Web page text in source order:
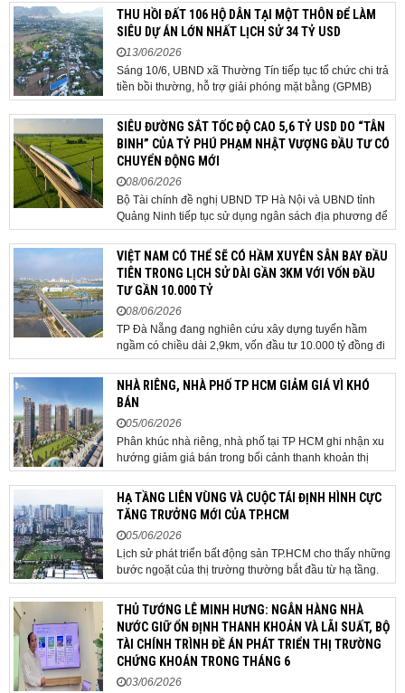
địa phương 2 cấp, phát triển nhà ở xã hội và xử lý các
vướng mắc về cơ chế, chính...
THU HỒI ĐẤT 106 HỘ DÂN TẠI MỘT THÔN ĐỂ LÀM
SIÊU DỰ ÁN LỚN NHẤT LỊCH SỬ 34 TỶ USD
13/06/2026
Sáng 10/6, UBND xã Thường Tín tiếp tục tổ chức chi trả
tiền bồi thường, hỗ trợ giải phóng mặt bằng (GPMB)
cho 106 hộ gia đình, cá nhân thuộc diện thu hồi đất để
thực hiện dự án Khu đô thị thể thao Quốc tế Hà Nội trên
địa bàn thôn Nhuệ Giang. Trong...
SIÊU ĐƯỜNG SẮT TỐC ĐỘ CAO 5,6 TỶ USD DO “TÂN
BINH” CỦA TỶ PHÚ PHẠM NHẬT VƯỢNG ĐẦU TƯ CÓ
CHUYỂN ĐỘNG MỚI
08/06/2026
Bộ Tài chính đề nghị UBND TP Hà Nội và UBND tỉnh
Quảng Ninh tiếp tục sử dụng ngân sách địa phương để
thực hiện công tác giải phóng mặt bằng đối với phần
tuyến đi qua địa bàn hai địa phương, bảo đảm tiến độ
triển khai. Bộ Tài chính vừa có công văn...
VIỆT NAM CÓ THỂ SẼ CÓ HẦM XUYÊN SÂN BAY ĐẦU
TIÊN TRONG LỊCH SỬ DÀI GẦN 3KM VỚI VỐN ĐẦU
TƯ GẦN 10.000 TỶ
08/06/2026
TP Đà Nẵng đang nghiên cứu xây dựng tuyến hầm
ngầm có chiều dài 2,9km, vốn đầu tư 10.000 tỷ đồng đi
qua sân bay quốc tế. TP Đà Nẵng đang nghiên cứu một
phương án hạ tầng mang tính đột phá khi đề xuất xây
dựng tuyến hầm ngầm xuyên qua khu vực sân...
NHÀ RIÊNG, NHÀ PHỐ TP HCM GIẢM GIÁ VÌ KHÓ
BÁN
05/06/2026
Phân khúc nhà riêng, nhà phố tại TP HCM ghi nhận xu
hướng giảm giá bán trong bối cảnh thanh khoản thị
trường suy yếu, người mua thận trọng. Sau hơn 5 tháng
rao bán căn nhà trong hẻm khu vực Bảy Hiền, anh
Minh, một chủ nhà tại TP HCM, chấp nhận hạ giá...
HẠ TẦNG LIÊN VÙNG VÀ CUỘC TÁI ĐỊNH HÌNH CỰC
TĂNG TRƯỞNG MỚI CỦA TP.HCM
05/06/2026
Lịch sử phát triển bất động sản TP.HCM cho thấy những
bước ngoặt của thị trường thường bắt đầu từ hạ tầng.
Khi các tuyến kết nối liên vùng đồng loạt tăng tốc, cấu
trúc phát triển đô thị đang dần thay đổi, mở ra những
hành lang tăng trưởng mới và kéo theo quá...
THỦ TƯỚNG LÊ MINH HƯNG: NGÂN HÀNG NHÀ
NƯỚC GIỮ ỔN ĐỊNH THANH KHOẢN VÀ LÃI SUẤT, BỘ
TÀI CHÍNH TRÌNH ĐỀ ÁN PHÁT TRIỂN THỊ TRƯỜNG
CHỨNG KHOÁN TRONG THÁNG 6
03/06/2026